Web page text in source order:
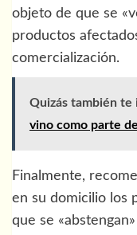
objeto de que se
productos
comercialización.
Quizás también te
vino como parte
Finalmente,
en su domicilio los
que se